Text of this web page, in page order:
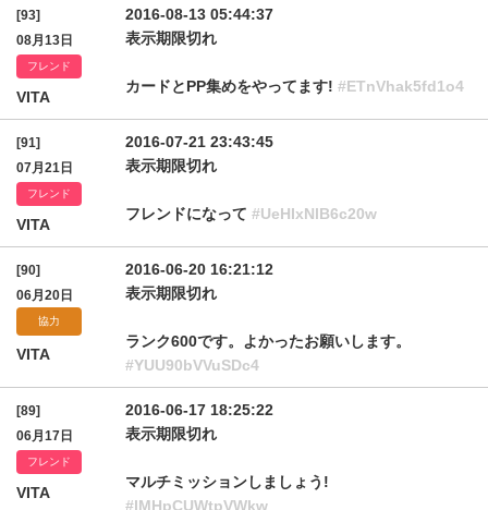
[93]
08月13日
フレンド
VITA
2016-08-13 05:44:37
表示期限切れ
カードとPP集めをやってます! #ETnVhak5fd1o4
[91]
07月21日
フレンド
VITA
2016-07-21 23:43:45
表示期限切れ
フレンドになって #UeHIxNlB6c20w
[90]
06月20日
協力
VITA
2016-06-20 16:21:12
表示期限切れ
ランク600です。よかったお願いします。
#YUU90bVVuSDc4
[89]
06月17日
フレンド
VITA
2016-06-17 18:25:22
表示期限切れ
マルチミッションしましょう!
#lMHpCUWtpVWkw